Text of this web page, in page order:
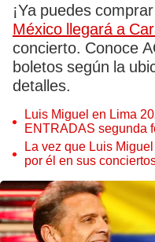
¡Ya puedes
México llegará a
concierto. Conoce
boletos según la
detalles.
Luis Miguel en Lima
ENTRADAS segunda
comprar boletos
La vez que Luis
por él en sus